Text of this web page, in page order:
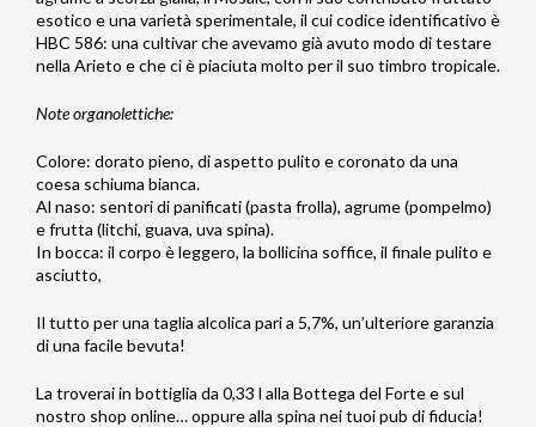
esotico e una varietà sperimentale, il cui codice identificativo è
HBC 586: una cultivar che avevamo già avuto modo di testare
nella Arieto e che ci è piaciuta molto per il suo timbro tropicale.
Note organolettiche:
Colore: dorato pieno, di aspetto pulito e coronato da una
coesa schiuma bianca.
Al naso: sentori di panificati (pasta frolla), agrume (pompelmo)
e frutta (litchi, guava, uva spina).
In bocca: il corpo è leggero, la bollicina soffice, il finale pulito e
asciutto,
Il tutto per una taglia alcolica pari a 5,7%, un’ulteriore garanzia
di una facile bevuta!
La troverai in bottiglia da 0,33 l alla Bottega del Forte e sul
nostro shop online… oppure alla spina nei tuoi pub di fiducia!